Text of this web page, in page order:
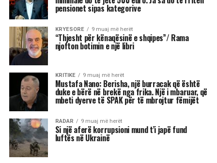
si në jetën personale, ashtu edhe në atë
profesionale.
Më poshtë janë tre shenjat e zodiakut që
konsiderohen më xheloze:
Akrepi
I njohur për intensitetin e tij emocional, akrepi
shpesh konkurron në heshtje. Kur ndjen se është
tejkaluar, mund të mbajë mëri dhe të tërhiqet
nga të tjerët.
Luani